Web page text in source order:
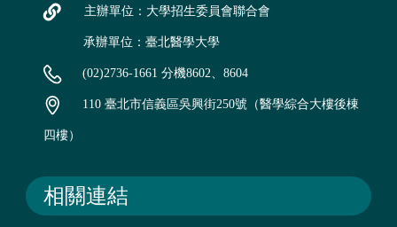
主辦單位：大學招生委員會聯合會
承辦單位：臺北醫學大學
(02)2736-1661 分機8602、8604
110 臺北市信義區吳興街250號（醫學綜合大樓後棟
四樓）
相關連結